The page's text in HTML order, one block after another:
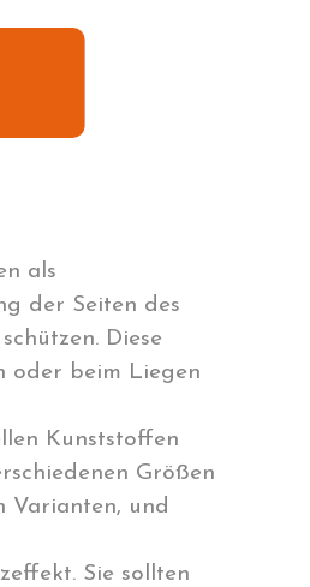
als
der Seiten des
Diese
oder beim Liegen
Kunststoffen
Größen
Varianten, und
Sie sollten